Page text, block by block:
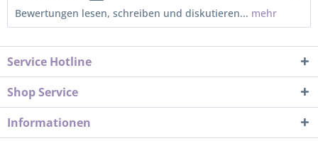
Bewertungen lesen, schreiben und diskutieren... mehr
Service Hotline
Shop Service
Informationen